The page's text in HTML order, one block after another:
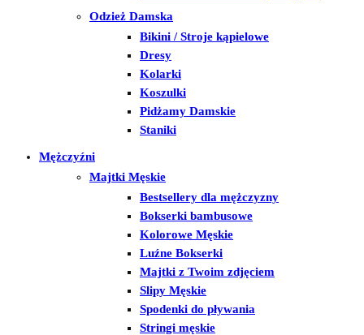
Odzież Damska
Bikini / Stroje kąpielowe
Dresy
Kolarki
Koszulki
Pidżamy Damskie
Staniki
Mężczyźni
Majtki Męskie
Bestsellery dla mężczyzny
Bokserki bambusowe
Kolorowe Męskie
Luźne Bokserki
Majtki z Twoim zdjęciem
Slipy Męskie
Spodenki do pływania
Stringi męskie